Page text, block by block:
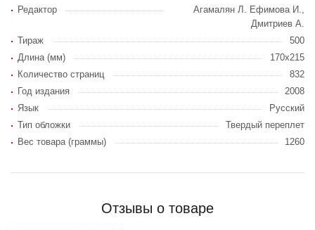
Редактор
Агамалян Л. Ефимова И.,
Дмитриев А.
Тираж
500
Длина (мм)
170x215
Количество страниц
832
Год издания
2008
Язык
Русский
Тип обложки
Твердый переплет
Вес товара (граммы)
1260
Отзывы о товаре